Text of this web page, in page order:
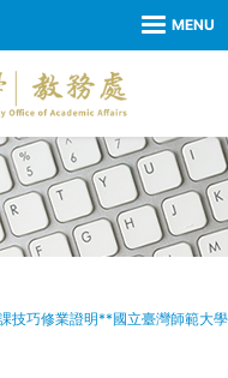
技巧修業證明**國立臺灣師範大學